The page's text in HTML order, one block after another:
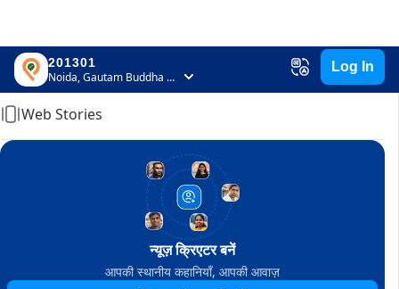
201301
Noida, Gautam Buddha Nagar, Uttar Pradesh
Log In
Home
Web Stories
न्यूज़ क्रिएटर बनें
आपकी स्थानीय कहानियाँ, आपकी आवाज़